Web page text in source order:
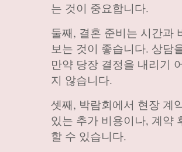
는 것이 중요합니다.
둘째, 결혼 준비는 시간과
보는 것이 좋습니다. 상담
만약 당장 결정을 내리기
지 않습니다.
셋째, 박람회에서 현장 계
있는 추가 비용이나, 계약
할 수 있습니다.